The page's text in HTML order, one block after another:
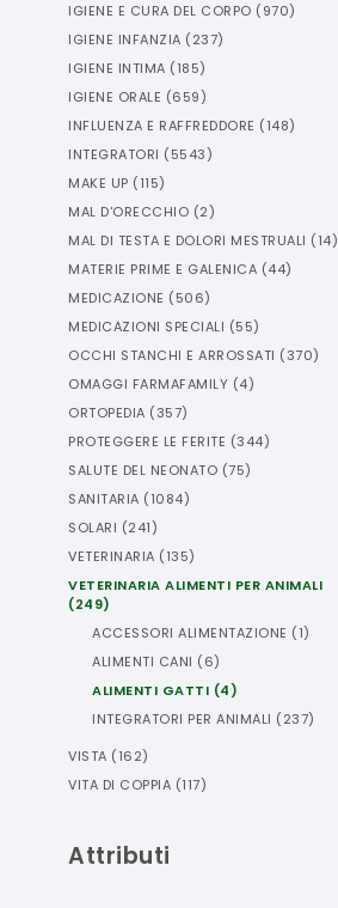
IGIENE E CURA DEL CORPO (970)
IGIENE INFANZIA (237)
IGIENE INTIMA (185)
IGIENE ORALE (659)
INFLUENZA E RAFFREDDORE (148)
INTEGRATORI (5543)
MAKE UP (115)
MAL D'ORECCHIO (2)
MAL DI TESTA E DOLORI MESTRUALI (14)
MATERIE PRIME E GALENICA (44)
MEDICAZIONE (506)
MEDICAZIONI SPECIALI (55)
OCCHI STANCHI E ARROSSATI (370)
OMAGGI FARMAFAMILY (4)
ORTOPEDIA (357)
PROTEGGERE LE FERITE (344)
SALUTE DEL NEONATO (75)
SANITARIA (1084)
SOLARI (241)
VETERINARIA (135)
VETERINARIA ALIMENTI PER ANIMALI
(249)
ACCESSORI ALIMENTAZIONE (1)
ALIMENTI CANI (6)
ALIMENTI GATTI (4)
INTEGRATORI PER ANIMALI (237)
VISTA (162)
VITA DI COPPIA (117)
Attributi